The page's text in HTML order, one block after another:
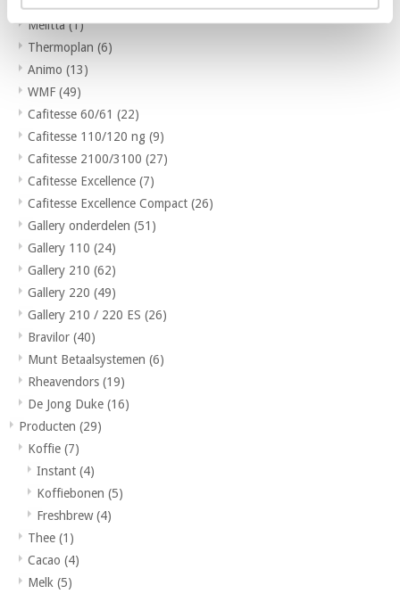
Melitta(1)
Thermoplan(6)
Animo(13)
WMF(49)
Cafitesse 60/61(22)
Cafitesse 110/120 ng(9)
Cafitesse 2100/3100(27)
Cafitesse Excellence(7)
Cafitesse Excellence Compact(26)
Gallery onderdelen(51)
Gallery 110(24)
Gallery 210(62)
Gallery 220(49)
Gallery 210 / 220 ES(26)
Bravilor(40)
Munt Betaalsystemen(6)
Rheavendors(19)
De Jong Duke(16)
Producten(29)
Koffie(7)
Instant(4)
Koffiebonen(5)
Freshbrew(4)
Thee(1)
Cacao(4)
Melk(5)